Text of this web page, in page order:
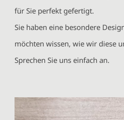
für Sie perfekt gefertigt.
Sie haben eine besondere
möchten wissen, wie wir diese
Sprechen Sie uns einfach an.